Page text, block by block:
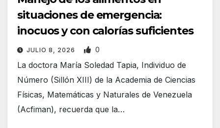
situaciones de emergencia:
inocuos y con calorías suficientes
JULIO 8, 2026 0
La doctora María Soledad Tapia, Individuo de
Número (Sillón XIII) de la Academia de Ciencias
Físicas, Matemáticas y Naturales de Venezuela
(Acfiman), recuerda que la…